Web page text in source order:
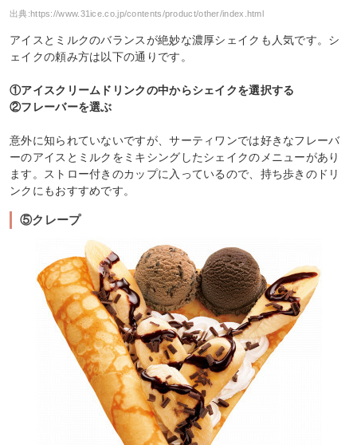
出典:https://www.31ice.co.jp/contents/product/other/index.html
アイスとミルクのバランスが絶妙な濃厚シェイクも人気です。シ
ェイクの頼み方は以下の通りです。
①アイスクリームドリンクの中からシェイクを選択する
②フレーバーを選ぶ
意外に知られていないですが、サーティワンでは好きなフレーバ
ーのアイスとミルクをミキシングしたシェイクのメニューがあり
ます。ストロー付きのカップに入っているので、持ち歩きのドリ
ンクにもおすすめです。
⑤クレープ